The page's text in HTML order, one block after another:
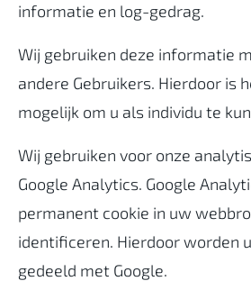
informatie en log-gedrag.
Wij gebruiken deze informatie
andere Gebruikers. Hierdoor is
mogelijk om u als individu te
Wij gebruiken voor onze
Google Analytics. Google
permanent cookie in uw
identificeren. Hierdoor worden
gedeeld met Google.